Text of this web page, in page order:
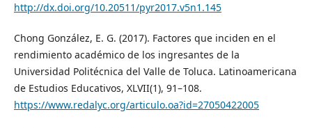
http://dx.doi.org/10.20511/pyr2017.v5n1.145
Chong González, E. G. (2017). Factores que inciden en el
rendimiento académico de los ingresantes de la
Universidad Politécnica del Valle de Toluca. Latinoamericana
de Estudios Educativos, XLVII(1), 91–108.
https://www.redalyc.org/articulo.oa?id=27050422005